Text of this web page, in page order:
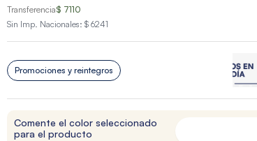
Transferencia$ 7110
Sin Imp. Nacionales: $ 6241
Promociones y reintegros
Comente el color seleccionado
para el producto